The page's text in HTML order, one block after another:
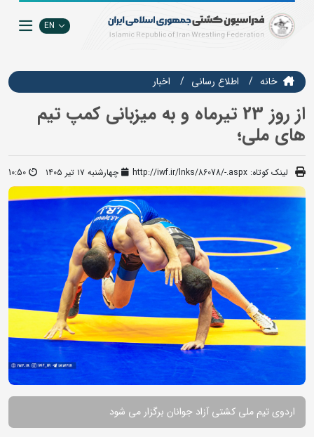
EN
خانه اطلاع رسانی اخبار
از روز 23 تیرماه و به میزبانی کمپ تیم
های ملی؛
لینک کوتاه: http://iwf.ir/lnks/86078/-.aspx چهارشنبه ۱۷ تیر ۱۴۰۵ 10:50
اردوی تیم ملی کشتی آزاد جوانان برگزار می شود